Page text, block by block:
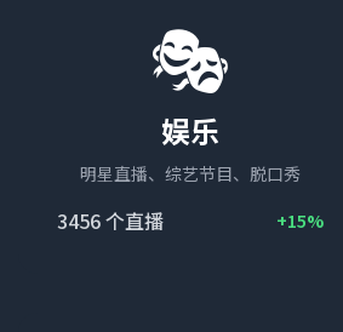
🎭
娱乐
明星直播、综艺节目、脱口秀
3456个直播 +15%